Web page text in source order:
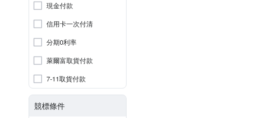
現金付款
信用卡一次付清
分期0利率
萊爾富取貨付款
7-11取貨付款
競標條件